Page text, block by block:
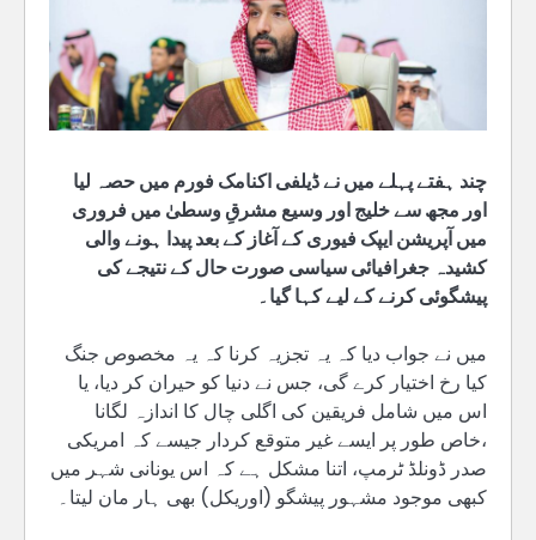
چند ہفتے پہلے میں نے ڈیلفی اکنامک فورم میں حصہ لیا
اور مجھ سے خلیج اور وسیع مشرقِ وسطیٰ میں فروری
میں آپریشن ایپک فیوری کے آغاز کے بعد پیدا ہونے والی
کشیدہ جغرافیائی سیاسی صورت حال کے نتیجے کی
پیشگوئی کرنے کے لیے کہا گیا۔
میں نے جواب دیا کہ یہ تجزیہ کرنا کہ یہ مخصوص جنگ
کیا رخ اختیار کرے گی، جس نے دنیا کو حیران کر دیا، یا
اس میں شامل فریقین کی اگلی چال کا اندازہ لگانا
،خاص طور پر ایسے غیر متوقع کردار جیسے کہ امریکی
صدر ڈونلڈ ٹرمپ، اتنا مشکل ہے کہ اس یونانی شہر میں
کبھی موجود مشہور پیشگو (اوریکل) بھی ہار مان لیتا۔